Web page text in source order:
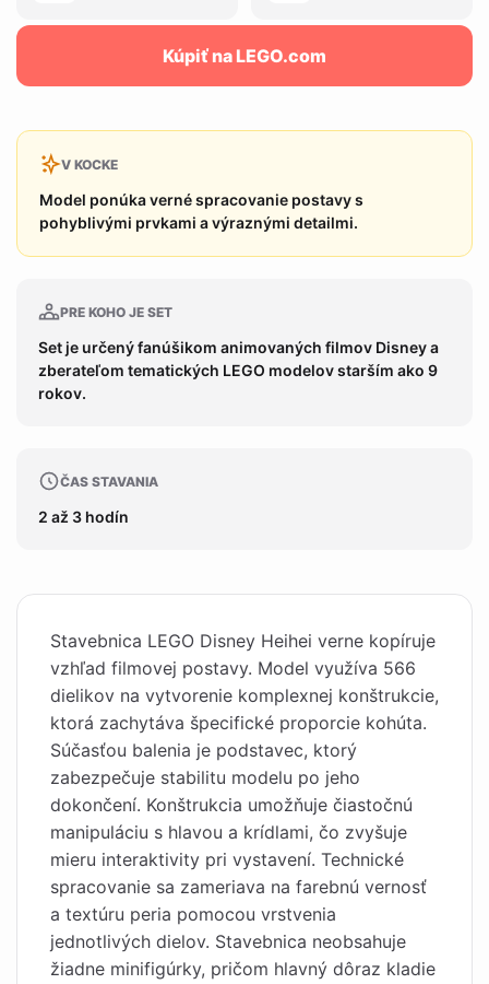
Kúpiť na LEGO.com
V KOCKE
Model ponúka verné spracovanie postavy s
pohyblivými prvkami a výraznými detailmi.
PRE KOHO JE SET
Set je určený fanúšikom animovaných filmov Disney a
zberateľom tematických LEGO modelov starším ako 9
rokov.
ČAS STAVANIA
2 až 3 hodín
Stavebnica LEGO Disney Heihei verne kopíruje
vzhľad filmovej postavy. Model využíva 566
dielikov na vytvorenie komplexnej konštrukcie,
ktorá zachytáva špecifické proporcie kohúta.
Súčasťou balenia je podstavec, ktorý
zabezpečuje stabilitu modelu po jeho
dokončení. Konštrukcia umožňuje čiastočnú
manipuláciu s hlavou a krídlami, čo zvyšuje
mieru interaktivity pri vystavení. Technické
spracovanie sa zameriava na farebnú vernosť
a textúru peria pomocou vrstvenia
jednotlivých dielov. Stavebnica neobsahuje
žiadne minifigúrky, pričom hlavný dôraz kladie